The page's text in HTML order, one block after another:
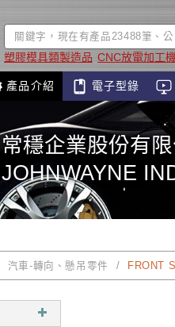
塑膠模具類製造品 CNC放電加工
產品介紹 電子型錄
常穩企業股份有限
JOHNWAYNE
汽車-轉向、懸吊零件 FRONT